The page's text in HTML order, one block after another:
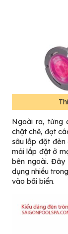
Ngoài ra, từng
chặt chẽ, đạt
sâu lắp đặt đèn
mái lắp đặt ở
bên ngoài.
dụng nhiều
vào bãi biển.